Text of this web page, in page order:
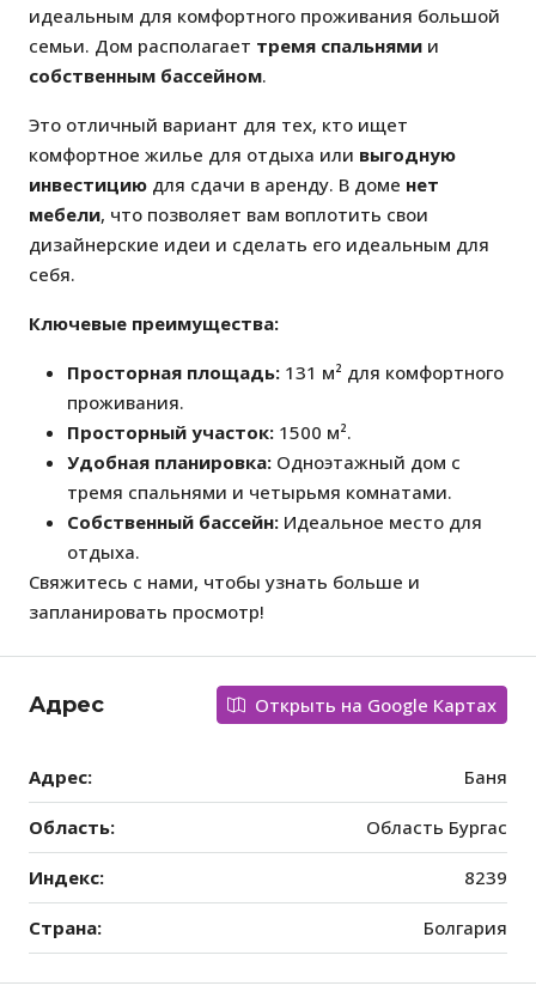
идеальным для комфортного проживания большой
семьи. Дом располагает тремя спальнями и
собственным бассейном.
Это отличный вариант для тех, кто ищет
комфортное жилье для отдыха или выгодную
инвестицию для сдачи в аренду. В доме нет
мебели, что позволяет вам воплотить свои
дизайнерские идеи и сделать его идеальным для
себя.
Ключевые преимущества:
Просторная площадь: 131 м² для комфортного
проживания.
Просторный участок: 1500 м².
Удобная планировка: Одноэтажный дом с
тремя спальнями и четырьмя комнатами.
Собственный бассейн: Идеальное место для
отдыха.
Свяжитесь с нами, чтобы узнать больше и
запланировать просмотр!
Адрес Открыть на Google Картах
Адрес: Баня
Область: Область Бургас
Индекс: 8239
Страна: Болгария